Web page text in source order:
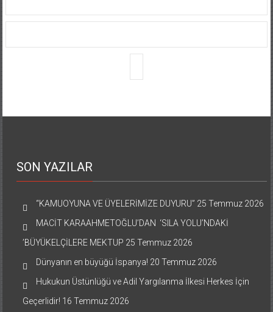
SON YAZILAR
“KAMUOYUNA VE ÜYELERİMİZE DUYURU” 25 Temmuz 2026
MACİT KARAAHMETOĞLU’DAN ‘SILA YOLU’NDAKİ
’BÜYÜKELÇİLERE MEKTUP 25 Temmuz 2026
Dünyanın en büyüğü İspanya! 20 Temmuz 2026
Hukukun Üstünlüğü ve Adil Yargılanma İlkesi Herkes İçin
Geçerlidir! 16 Temmuz 2026